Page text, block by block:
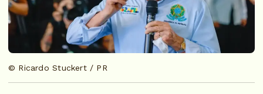
© Ricardo Stuckert / PR